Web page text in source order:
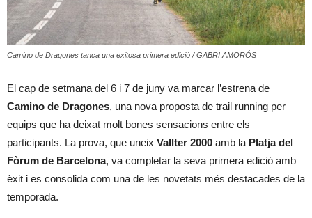
Camino de Dragones tanca una exitosa primera edició / GABRI AMORÓS
El cap de setmana del 6 i 7 de juny va marcar l’estrena de
Camino de Dragones, una nova proposta de trail running per
equips que ha deixat molt bones sensacions entre els
participants. La prova, que uneix Vallter 2000 amb la Platja del
Fòrum de Barcelona, va completar la seva primera edició amb
èxit i es consolida com una de les novetats més destacades de la
temporada.